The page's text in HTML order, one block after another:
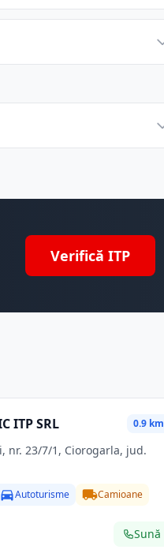
Verifică ITP
ITP SRL 0.9 km
Autoturisme Camioane
Sună